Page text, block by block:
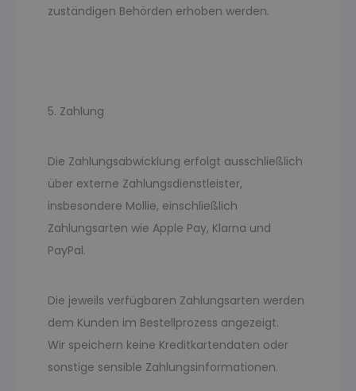
zuständigen Behörden erhoben werden.
5. Zahlung
Die Zahlungsabwicklung erfolgt ausschließlich
über externe Zahlungsdienstleister,
insbesondere Mollie, einschließlich
Zahlungsarten wie Apple Pay, Klarna und
PayPal.
Die jeweils verfügbaren Zahlungsarten werden
dem Kunden im Bestellprozess angezeigt.
Wir speichern keine Kreditkartendaten oder
sonstige sensible Zahlungsinformationen.